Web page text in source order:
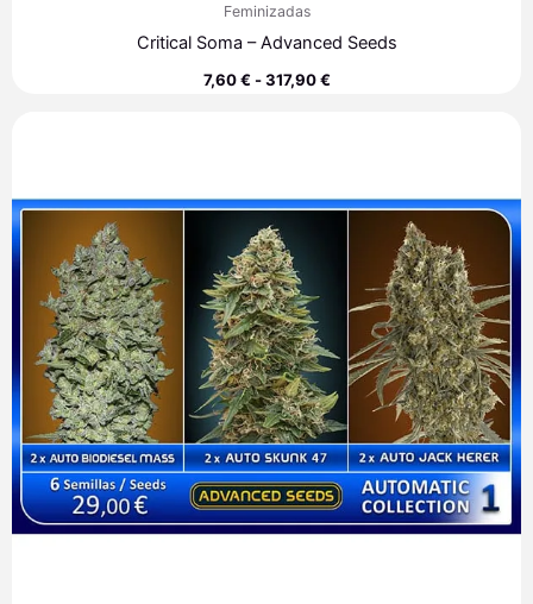
Feminizadas
Critical Soma – Advanced Seeds
7,60€ - 317,90€